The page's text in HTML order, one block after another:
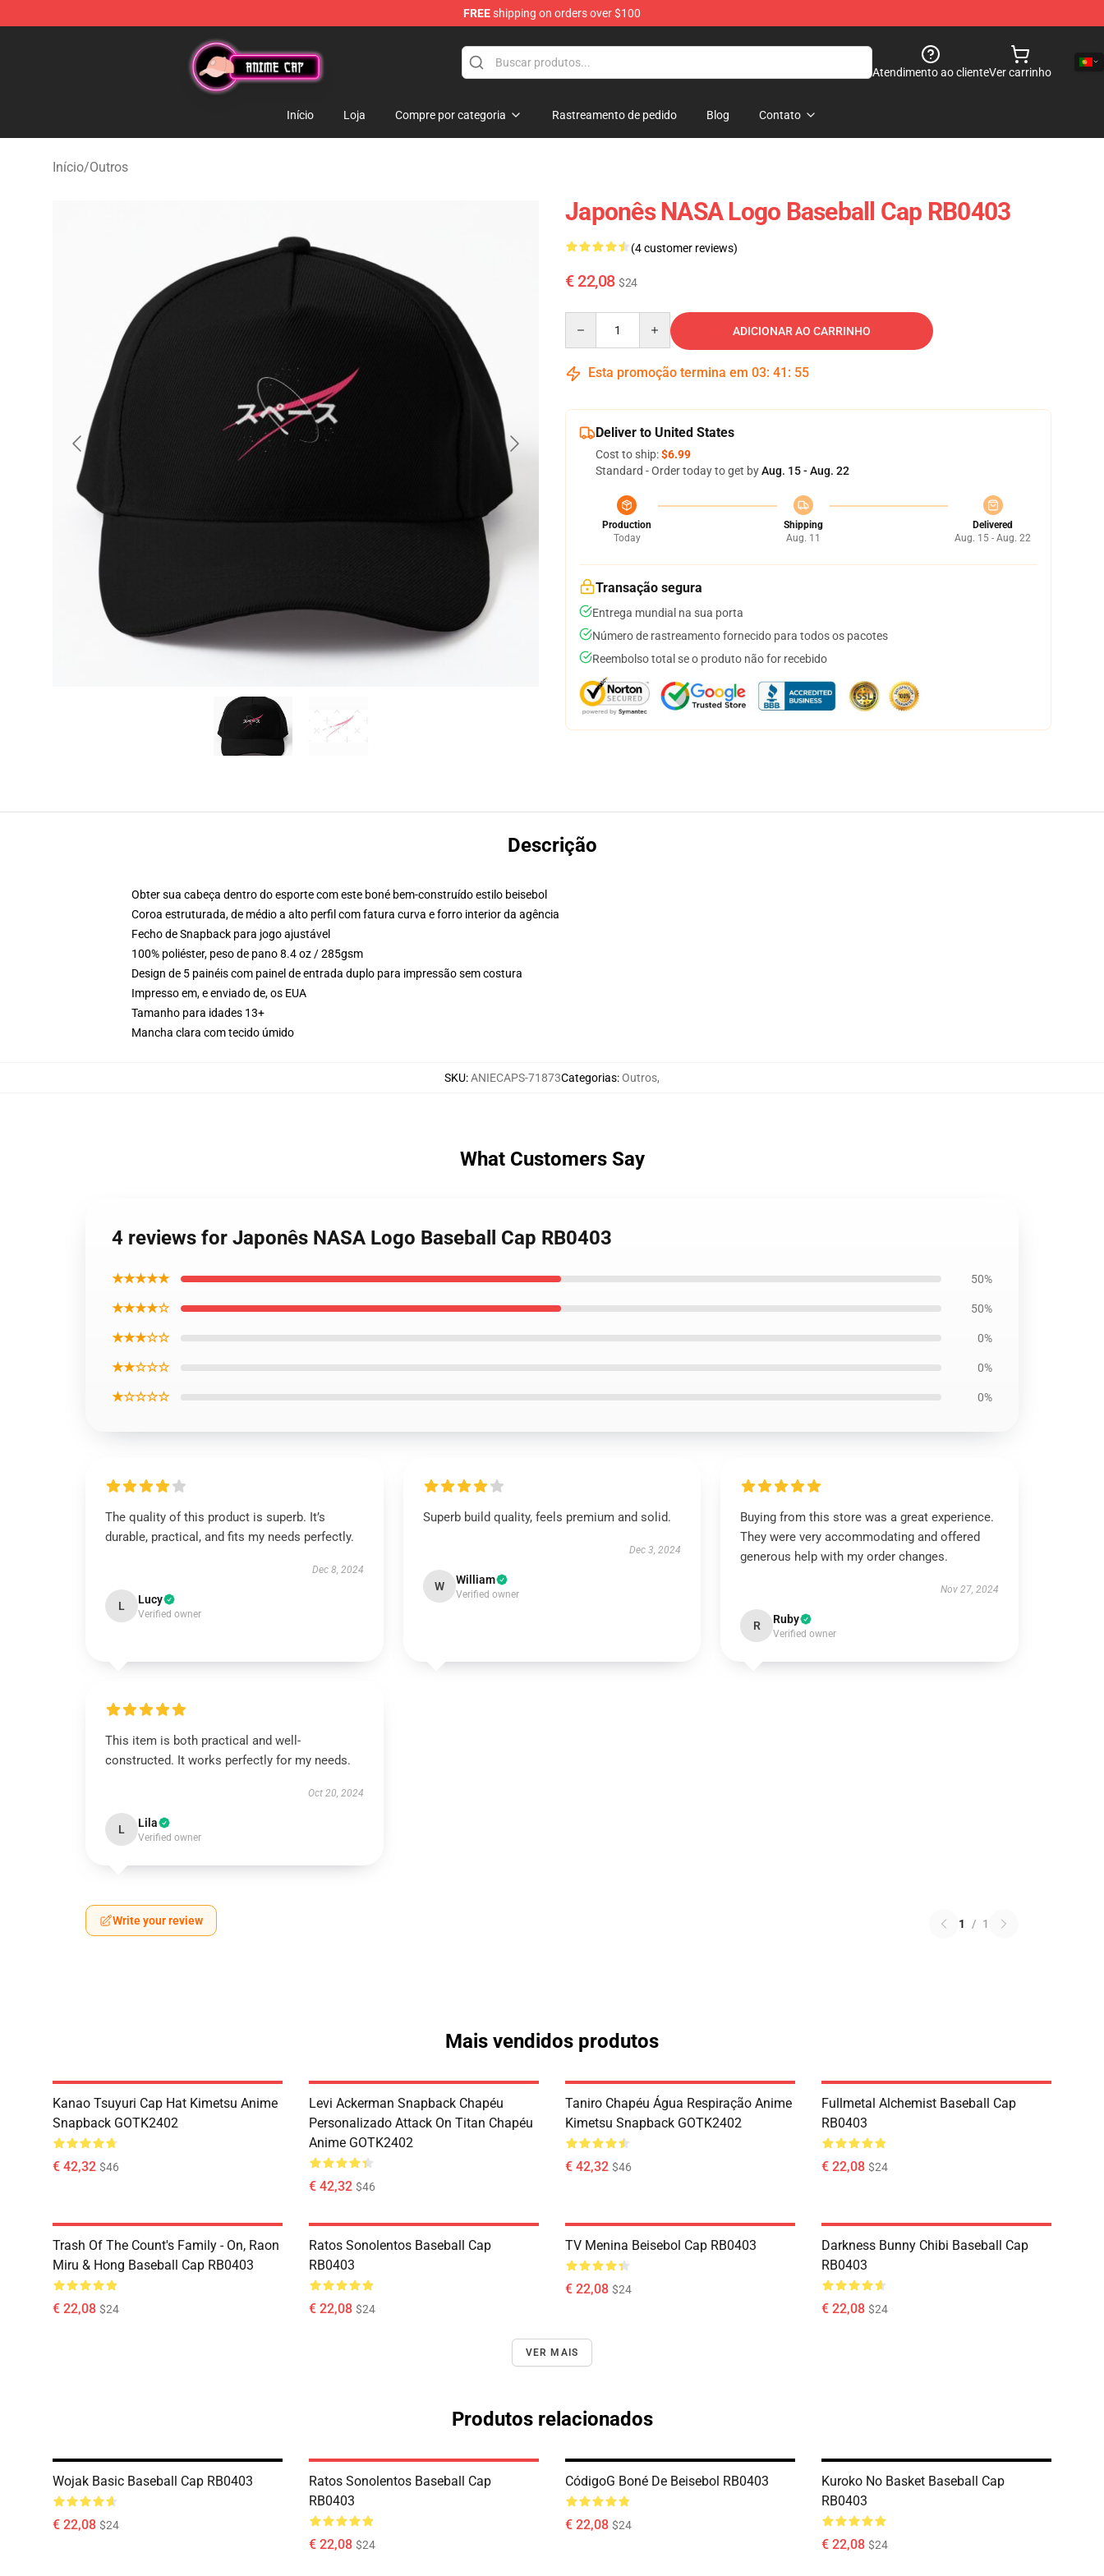
FREEshipping on orders over $100
Anime Cap Shop - The Best Store of Anime Cap
Atendimento ao clienteVer carrinho
Início Loja Compre por categoria Rastreamento de pedido Blog Contato
Início/Outros
Japonês NASA Logo Baseball Cap RB0403
(4 customer reviews)
€ 22,08 $24
ADICIONAR AO CARRINHO
Esta promoção termina em 03: 41 : 54
Deliver to United States
Cost to ship:$6.99
Standard - Order today to get byAug. 15 - Aug. 22
Production
Today
Shipping
Aug. 11
Delivered
Aug. 15 - Aug. 22
Transação segura
Entrega mundial na sua porta
Número de rastreamento fornecido para todos os pacotes
Reembolso total se o produto não for recebido
Descrição
Obter sua cabeça dentro do esporte com este boné bem-construído estilo beisebol
Coroa estruturada, de médio a alto perfil com fatura curva e forro interior da agência
Fecho de Snapback para jogo ajustável
100% poliéster, peso de pano 8.4 oz / 285gsm
Design de 5 painéis com painel de entrada duplo para impressão sem costura
Impresso em, e enviado de, os EUA
Tamanho para idades 13+
Mancha clara com tecido úmido
SKU:ANIECAPS-71873Categorias:Outros,
What Customers Say
4 reviews for Japonês NASA Logo Baseball Cap RB0403
★★★★★ 50%
★★★★☆ 50%
★★★☆☆ 0%
★★☆☆☆ 0%
★☆☆☆☆ 0%
The quality of this product is superb. It’s
durable, practical, and fits my needs perfectly.
Dec 8, 2024
L Lucy
Verified owner
Superb build quality, feels premium and solid.
Dec 3, 2024
W William
Verified owner
Buying from this store was a great experience.
They were very accommodating and offered
generous help with my order changes.
Nov 27, 2024
R Ruby
Verified owner
This item is both practical and well-
constructed. It works perfectly for my needs.
Oct 20, 2024
L Lila
Verified owner
Write your review 1 / 1
Mais vendidos produtos
Kanao Tsuyuri Cap Hat Kimetsu Anime
Snapback GOTK2402
€ 42,32 $46
Levi Ackerman Snapback Chapéu
Personalizado Attack On Titan Chapéu
Anime GOTK2402
€ 42,32 $46
Taniro Chapéu Água Respiração Anime
Kimetsu Snapback GOTK2402
€ 42,32 $46
Fullmetal Alchemist Baseball Cap
RB0403
€ 22,08 $24
Trash Of The Count's Family - On, Raon
Miru & Hong Baseball Cap RB0403
€ 22,08 $24
Ratos Sonolentos Baseball Cap
RB0403
€ 22,08 $24
TV Menina Beisebol Cap RB0403
€ 22,08 $24
Darkness Bunny Chibi Baseball Cap
RB0403
€ 22,08 $24
VER MAIS
Produtos relacionados
Wojak Basic Baseball Cap RB0403
€ 22,08 $24
Ratos Sonolentos Baseball Cap
RB0403
€ 22,08 $24
CódigoG Boné De Beisebol RB0403
€ 22,08 $24
Kuroko No Basket Baseball Cap
RB0403
€ 22,08 $24